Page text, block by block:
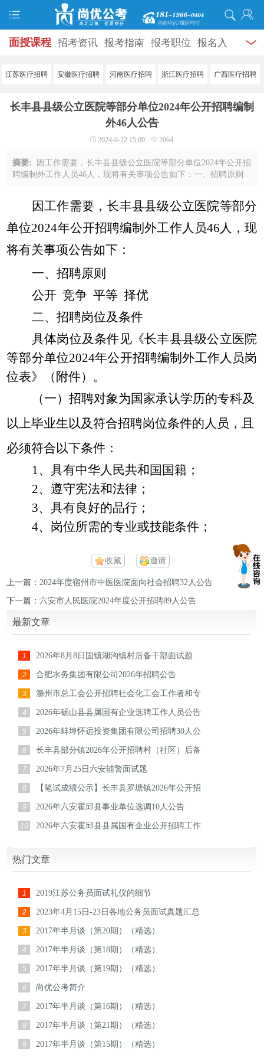
面授课程 招考资讯 报考指南 报考职位 报名入
口 打准考证 成绩查询 面试公告 录用公示 辅导
学员风采 名师团队
江苏医疗招聘 安徽医疗招聘 河南医疗招聘 浙江医疗招聘 广西医疗招聘
长丰县县级公立医院等部分单位2024年公开招聘编制
外46人公告
2024-6-22 15:09 2064
摘要:
因工作需要，长丰县县级公立医院等部分单位2024年公开招
聘编制外工作人员46人，现将有关事项公告如下：一、招聘原则
县县级公立医院等部分单位2024年公开招 ...
因工作需要，长丰县县级公立医院等部分
单位2024年公开招聘编制外工作人员46人，现
将有关事项公告如下：
一、招聘原则
公开 竞争 平等 择优
二、招聘岗位及条件
具体岗位及条件见《长丰县县级公立医院
等部分单位2024年公开招聘编制外工作人员岗
位表》（附件）。
（一） 招聘对象为国家承认学历的专科及
以上毕业生以及符合招聘岗位条件的人员，且
必须符合以下条件：
1、具有中华人民共和国国籍；
2、遵守宪法和法律；
3、具有良好的品行；
4、岗位所需的专业或技能条件；
收藏 邀请
上一篇：2024年度宿州市中医医院面向社会招聘32人公告
下一篇：六安市人民医院2024年度公开招聘89人公告
最新文章
1 2026年8月8日固镇湖沟镇村后备干部面试题
2 合肥水务集团有限公司2026年招聘公告
3 滁州市总工会公开招聘社会化工会工作者和专
4 2026年砀山县县属国有企业选聘工作人员公告
5 2026年蚌埠怀远投资集团有限公司招聘30人公
6 长丰县部分镇2026年公开招聘村（社区）后备
7 2026年7月25日六安辅警面试题
8 【笔试成绩公示】长丰县罗塘镇2026年公开招
9 2026年六安霍邱县事业单位选调10人公告
10 2026年六安霍邱县县属国有企业公开招聘工作
热门文章
1 2019江苏公务员面试礼仪的细节
2 2023年4月15日-23日各地公务员面试真题汇总
3 2017年半月谈（第20期）（精选）
4 2017年半月谈（第18期）（精选）
5 2017年半月谈（第19期）（精选）
6 尚优公考简介
7 2017年半月谈（第16期）（精选）
8 2017年半月谈（第21期）（精选）
9 2017年半月谈（第15期）（精选）